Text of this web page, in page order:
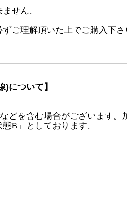
せん。
ご理解頂いた上でご購入下さ
)について】
どを含む場合がございます。
B」としております。